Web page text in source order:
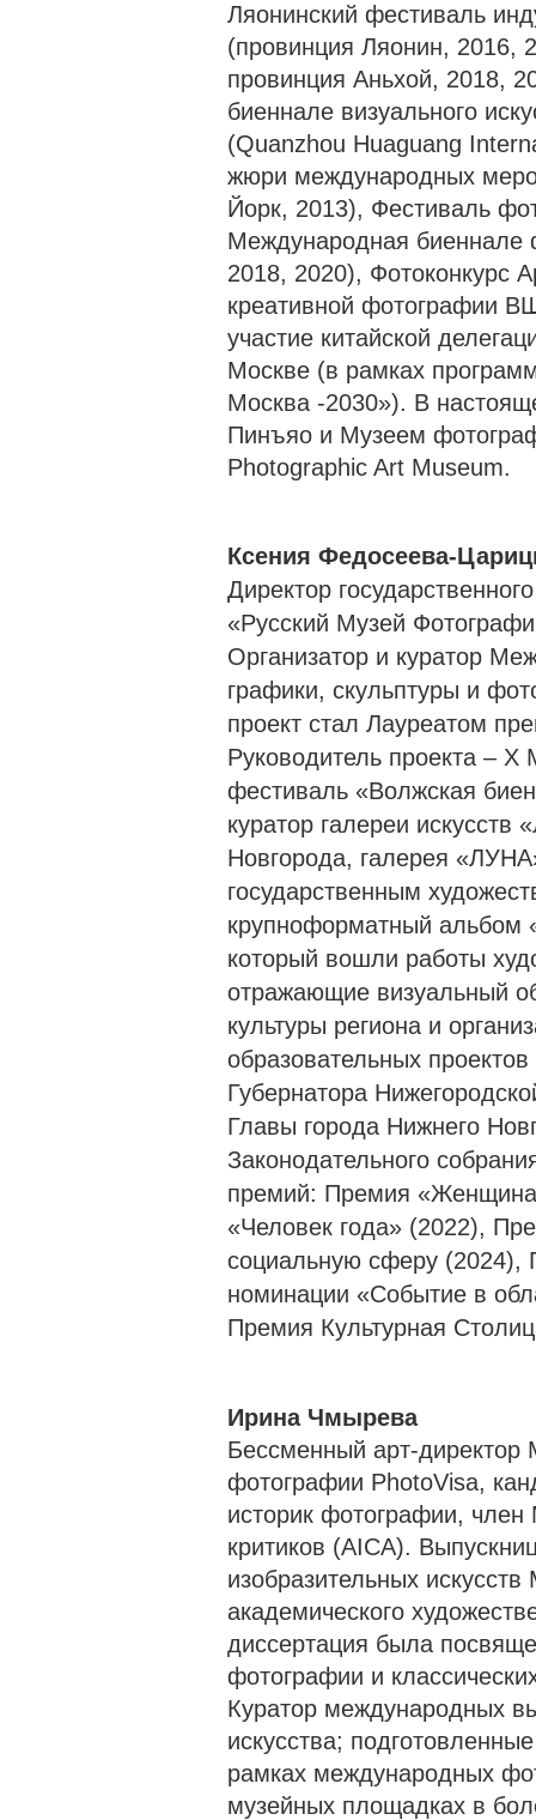
Ляонинский фестиваль
(провинция Ляонин, 2016,
провинция Аньхой, 2018,
биеннале визуального
(Quanzhou Huaguang
жюри международных
Йорк, 2013), Фестиваль
Международная биеннале
2018, 2020), Фотоконкурс
креативной фотографии
участие китайской
Москве (в рамках
Москва -2030»). В
Пинъяо и Музеем
Photographic Art Museum.
Ксения Федосеева-
Директор
«Русский Музей
Организатор и куратор
графики, скульптуры и
проект стал Лауреатом
Руководитель проекта –
фестиваль «Волжская
куратор галереи
Новгорода, галерея
государственным
крупноформатный альбом
который вошли работы
отражающие визуальный
культуры региона и
образовательных
Губернатора
Главы города Нижнего
Законодательного
премий: Премия
«Человек года» (2022),
социальную сферу (2024),
номинации «Событие в
Премия Культурная
Ирина Чмырева
Бессменный арт-
фотографии PhotoVisa,
историк фотографии,
критиков (AICA).
изобразительных искусств
академического
диссертация была
фотографии и
Куратор международных
искусства;
рамках международных
музейных площадках в